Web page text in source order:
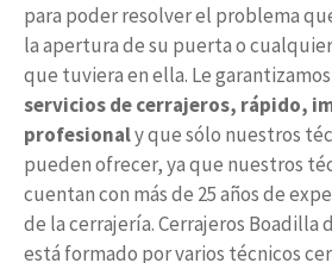
para poder resolver el problema
la apertura de su puerta o
que tuviera en ella. Le
servicios de cerrajeros, rápido,
profesionaly que sólo nuestros
pueden ofrecer, ya que nuestros
cuentan con más de 25 años de
de la cerrajería. Cerrajeros Boadilla
está formado por varios técnicos